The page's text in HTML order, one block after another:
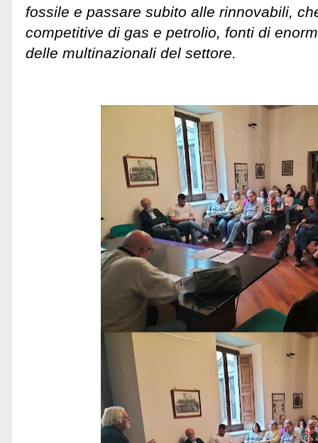
fossile e passare subito alle rinnovabili,
competitive di gas e petrolio, fonti di
delle multinazionali del settore.